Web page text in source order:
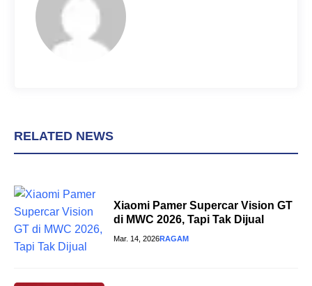
k
RELATED NEWS
Xiaomi Pamer Supercar Vision GT
di MWC 2026, Tapi Tak Dijual
Mar. 14, 2026RAGAM